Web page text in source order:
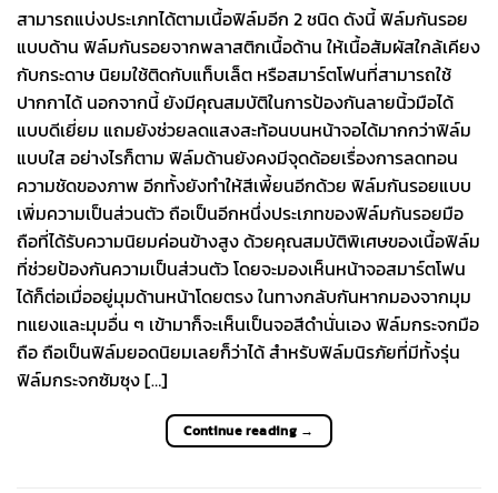
สามารถแบ่งประเภทได้ตามเนื้อฟิล์มอีก 2 ชนิด ดังนี้ ฟิล์มกันรอย
แบบด้าน ฟิล์มกันรอยจากพลาสติกเนื้อด้าน ให้เนื้อสัมผัสใกล้เคียง
กับกระดาษ นิยมใช้ติดกับแท็บเล็ต หรือสมาร์ตโฟนที่สามารถใช้
ปากกาได้ นอกจากนี้ ยังมีคุณสมบัติในการป้องกันลายนิ้วมือได้
แบบดีเยี่ยม แถมยังช่วยลดแสงสะท้อนบนหน้าจอได้มากกว่าฟิล์ม
แบบใส อย่างไรก็ตาม ฟิล์มด้านยังคงมีจุดด้อยเรื่องการลดทอน
ความชัดของภาพ อีกทั้งยังทำให้สีเพี้ยนอีกด้วย ฟิล์มกันรอยแบบ
เพิ่มความเป็นส่วนตัว ถือเป็นอีกหนึ่งประเภทของฟิล์มกันรอยมือ
ถือที่ได้รับความนิยมค่อนข้างสูง ด้วยคุณสมบัติพิเศษของเนื้อฟิล์ม
ที่ช่วยป้องกันความเป็นส่วนตัว โดยจะมองเห็นหน้าจอสมาร์ตโฟน
ได้ก็ต่อเมื่ออยู่มุมด้านหน้าโดยตรง ในทางกลับกันหากมองจากมุม
ทแยงและมุมอื่น ๆ เข้ามาก็จะเห็นเป็นจอสีดำนั่นเอง ฟิล์มกระจกมือ
ถือ ถือเป็นฟิล์มยอดนิยมเลยก็ว่าได้ สำหรับฟิล์มนิรภัยที่มีทั้งรุ่น
ฟิล์มกระจกซัมซุง […]
Continue reading →